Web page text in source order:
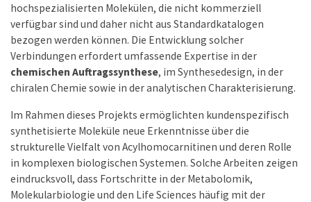
hochspezialisierten Molekülen, die nicht kommerziell
verfügbar sind und daher nicht aus Standardkatalogen
bezogen werden können. Die Entwicklung solcher
Verbindungen erfordert umfassende Expertise in der
chemischen Auftragssynthese, im Synthesedesign, in der
chiralen Chemie sowie in der analytischen Charakterisierung.
Im Rahmen dieses Projekts ermöglichten kundenspezifisch
synthetisierte Moleküle neue Erkenntnisse über die
strukturelle Vielfalt von Acylhomocarnitinen und deren Rolle
in komplexen biologischen Systemen. Solche Arbeiten zeigen
eindrucksvoll, dass Fortschritte in der Metabolomik,
Molekularbiologie und den Life Sciences häufig mit der